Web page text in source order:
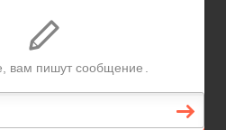
(далее - усыновление) является
детей, оставшихся без попечения
ребенка
по заявлению лиц (лица),
дел об установлении
судом в...